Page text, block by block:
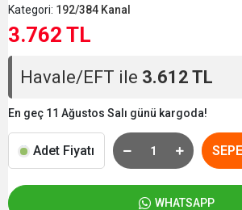
Kategori: 192/384 Kanal
3.762 TL
Havale/EFT ile 3.612 TL
En geç 11 Ağustos Salı günü kargoda!
Adet Fiyatı
WHATSAPP